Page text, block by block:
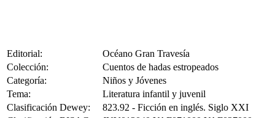
Editorial:
Océano Gran Travesía
Colección:
Cuentos de hadas estropeados
Categoría:
Niños y Jóvenes
Tema:
Literatura infantil y juvenil
Clasificación Dewey:
823.92 - Ficción en inglés. Siglo XXI